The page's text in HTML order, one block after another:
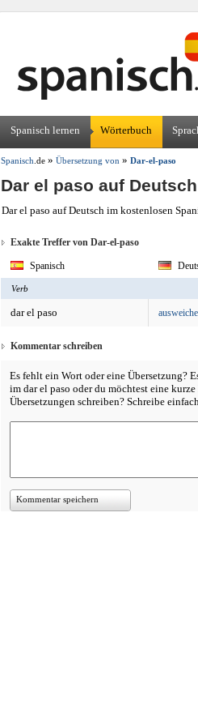
Spanisch lernen Wörterbuch
Spanisch .de » Übersetzung von » Dar-el-paso
Dar el paso auf Deutsch
Dar el paso auf Deutsch im kostenlosen
Exakte Treffer von Dar-el-paso
Spanisch
Verb
dar el paso
Kommentar schreiben
Es fehlt ein Wort oder eine Übersetzung?
im dar el paso oder du möchtest eine
Übersetzungen schreiben? Schreibe
Kommentar speichern